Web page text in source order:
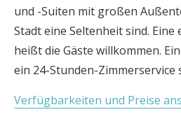
und -Suiten mit großen
Stadt eine Seltenheit sind.
heißt die Gäste willkommen.
ein 24-Stunden-
Verfügbarkeiten und Preise